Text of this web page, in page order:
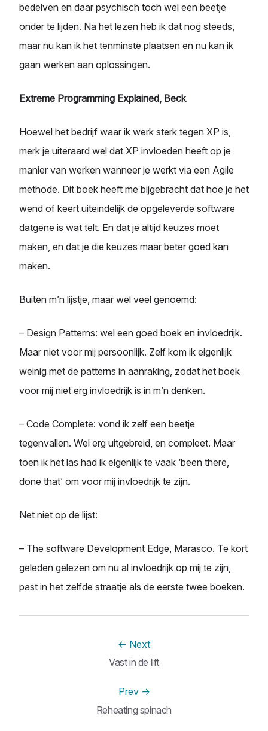
bedelven en daar psychisch toch wel een beetje
onder te lijden. Na het lezen heb ik dat nog steeds,
maar nu kan ik het tenminste plaatsen en nu kan ik
gaan werken aan oplossingen.
Extreme Programming Explained, Beck
Hoewel het bedrijf waar ik werk sterk tegen XP is,
merk je uiteraard wel dat XP invloeden heeft op je
manier van werken wanneer je werkt via een Agile
methode. Dit boek heeft me bijgebracht dat hoe je het
wend of keert uiteindelijk de opgeleverde software
datgene is wat telt. En dat je altijd keuzes moet
maken, en dat je die keuzes maar beter goed kan
maken.
Buiten m’n lijstje, maar wel veel genoemd:
– Design Patterns: wel een goed boek en invloedrijk.
Maar niet voor mij persoonlijk. Zelf kom ik eigenlijk
weinig met de patterns in aanraking, zodat het boek
voor mij niet erg invloedrijk is in m’n denken.
– Code Complete: vond ik zelf een beetje
tegenvallen. Wel erg uitgebreid, en compleet. Maar
toen ik het las had ik eigenlijk te vaak ‘been there,
done that’ om voor mij invloedrijk te zijn.
Net niet op de lijst:
– The software Development Edge, Marasco. Te kort
geleden gelezen om nu al invloedrijk op mij te zijn,
past in het zelfde straatje als de eerste twee boeken.
← Next
Vast in de lift
Prev →
Reheating spinach